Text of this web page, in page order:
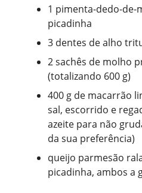
1 pimenta-dedo-de-
picadinha
3 dentes de alho
2 sachês de molho
(totalizando 600 g)
400 g de macarrão
sal, escorrido e
azeite para não
da sua preferência)
queijo parmesão
picadinha, ambos a